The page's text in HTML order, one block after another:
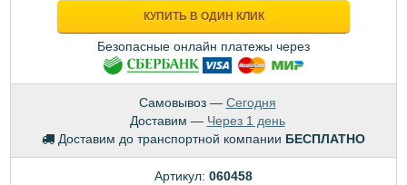
КУПИТЬ В ОДИН КЛИК
Безопасные онлайн платежы через
Самовывоз — Сегодня
Доставим — Через 1 день
Доставим до транспортной компании БЕСПЛАТНО
Артикул: 060458